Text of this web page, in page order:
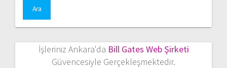
İşleriniz Ankara'da Bill Gates Web Şirketi
Güvencesiyle Gerçekleşmektedir.